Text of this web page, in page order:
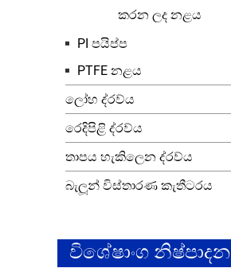
කරන ලද නළය
PI පයිප්ප
PTFE නළය
ලෝහ ද්රව්ය
රෙදිපිළි ද්රව්ය
තාපය හැකිලෙන ද්රව්ය
බැලූන් විස්තාරණ කැතීටරය
විශේෂාංග නිෂ්පාදන